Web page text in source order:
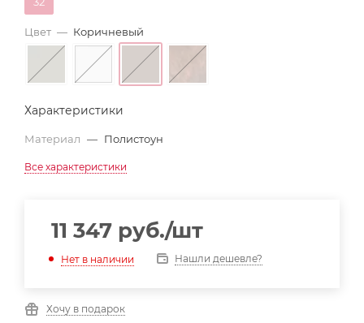
Цвет — Коричневый
Характеристики
Материал — Полистоун
Все характеристики
11 347 руб./шт
Нет в наличии Нашли дешевле?
Хочу в подарок